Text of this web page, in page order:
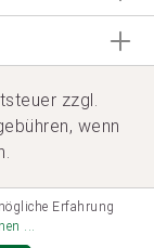
zzgl.
wenn
Erfahrung
...